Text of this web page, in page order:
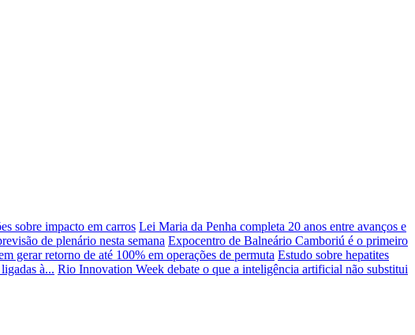
sobre impacto em carros Lei Maria da Penha completa 20 anos entre avanços e
de plenário nesta semana Expocentro de Balneário Camboriú é o primeiro
gerar retorno de até 100% em operações de permuta Estudo sobre hepatites
à... Rio Innovation Week debate o que a inteligência artificial não substitui